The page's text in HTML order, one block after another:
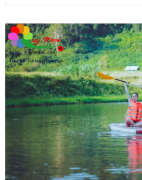
Tour Lào Cai Quy Nhơn